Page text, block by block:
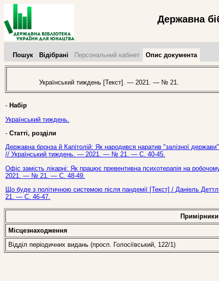
Державна
Пошук Відібрані Персональний кабінет Опис документа
Український тиждень [Текст]. — 2021. — № 21.
- Набір
Український тиждень.
- Статті, розділи
Державна бронза й Капітолій: Як народився наратив "залізної
// Український тиждень. — 2021. — № 21. — С. 40-45.
Офіс замість лікарні: Як працює превентивна психотерапія на
2021. — № 21. — С. 48-49.
Що буде з політичною системою після пандемії [Текст] / Даніель
21. — С. 46-47.
Примірники
Місцезнаходження
Відділ періодичних видань (просп. Голосіївський, 122/1)